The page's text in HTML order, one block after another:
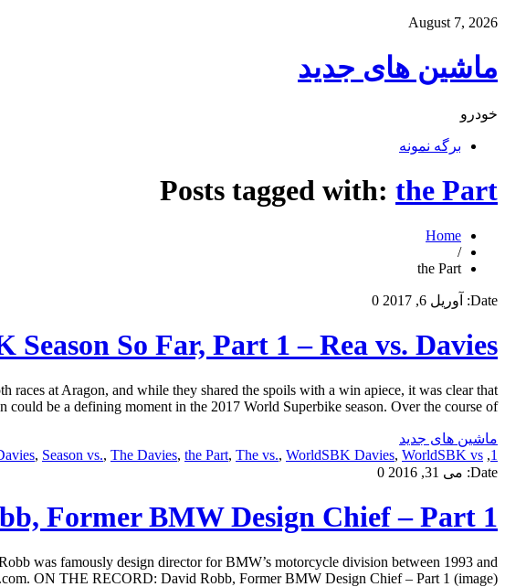
August 7, 2026
ماشین های جدید
خودرو
برگه نمونه
Posts tagged with: the Part
Home
/
the Part
Date: آوریل 6, 2017 0
Season So Far, Part 1 – Rea vs. Davies
races at Aragon, and while they shared the spoils with a win apiece, it was clear that
could be a defining moment in the 2017 World Superbike season. Over the course of […]
ماشین های جدید
1
,
, Season vs., The Davies, the Part, The vs., WorldSBK Davies, WorldSBK vs.
Date: می 31, 2016 0
Former BMW Design Chief – Part 1
was famously design director for BMW’s motorcycle division between 1993 and
ON THE RECORD: David Robb, Former BMW Design Chief – Part 1 (image) […]